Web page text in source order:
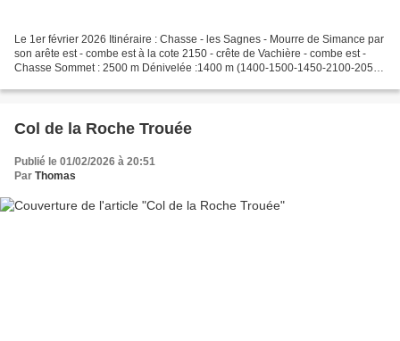
Le 1er février 2026 Itinéraire : Chasse - les Sagnes - Mourre de Simance par
son arête est - combe est à la cote 2150 - crête de Vachière - combe est -
Chasse Sommet : 2500 m Dénivelée :1400 m (1400-1500-1450-2100-2050-
Col de la Roche Trouée
Publié le 01/02/2026 à 20:51
Par Thomas